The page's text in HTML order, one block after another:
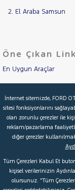
2. El Araba Samsun
Öne Çıkan
En Uygun Araçlar
İkinci El Garanti
Kampanyalar
Kredi Hesaplama &
© 2026 Ford Türkiye
İnternet sitemizde, FORD
sitesi fonksiyonlarını
olan zorunlu çerezler ile
reklam/pazarlama
diğer çerezler
Tüm Çerezleri Kabul Et
kişisel verilerinizin
olursunuz. “Tüm